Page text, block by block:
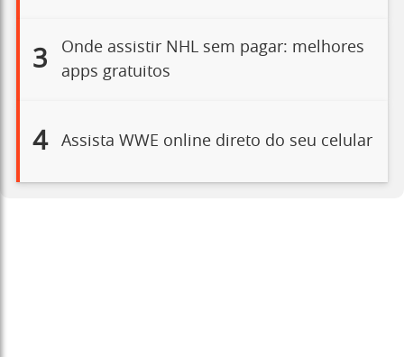
3
Onde assistir NHL sem pagar: melhores
apps gratuitos
4 Assista WWE online direto do seu celular